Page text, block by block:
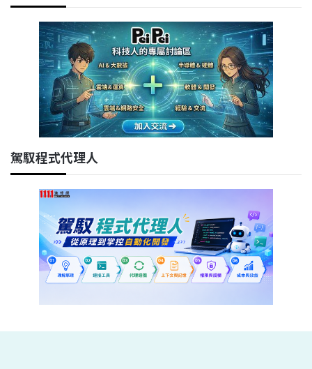
駕馭程式代理人